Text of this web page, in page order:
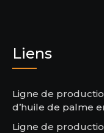
Liens
Ligne de
d’huile de palme
Ligne de